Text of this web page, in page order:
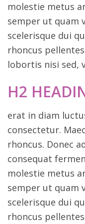
molestie metus
semper ut quam
scelerisque dui
rhoncus
lobortis nisi sed,
H2
erat in diam
consectetur.
rhoncus. Donec
consequat
molestie metus
semper ut quam
scelerisque dui
rhoncus